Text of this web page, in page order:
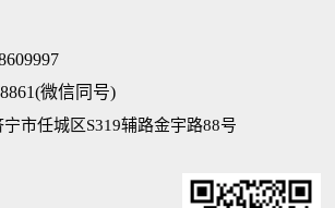
微信同号)
市任城区S319辅路金宇路88号